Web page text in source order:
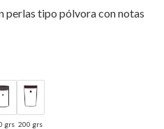
perlas tipo pólvora con notas
grs 200 grs